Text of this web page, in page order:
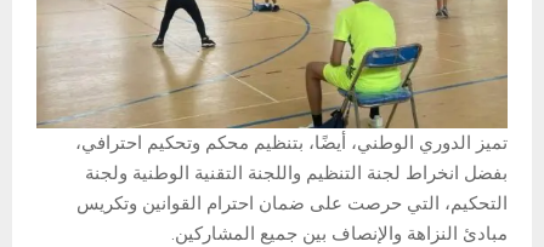
تميز الدوري الوطني، أيضًا، بتنظيم محكم وتحكيم احترافي،
بفضل انخراط لجنة التنظيم واللجنة التقنية الوطنية ولجنة
التحكيم، التي حرصت على ضمان احترام القوانين وتكريس
مبادئ النزاهة والإنصاف بين جميع المشاركين.